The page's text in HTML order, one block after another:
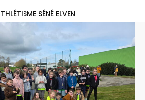
SÉNÉ ELVEN